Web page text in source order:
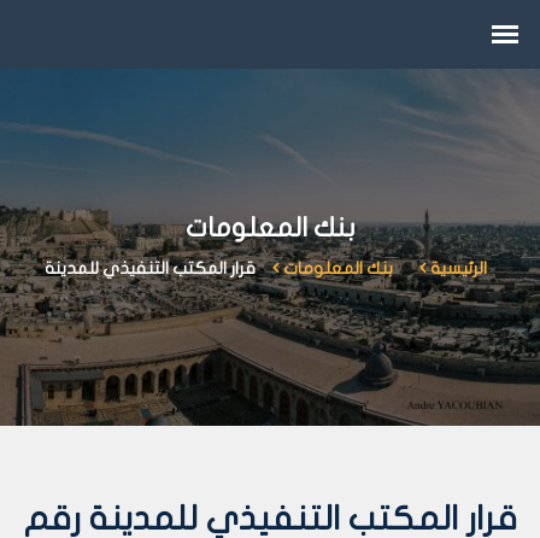
بنك المعلومات
الرئيسية بنك المعلومات قرار المكتب التنفيذي للمدينة
قرار المكتب التنفيذي للمدينة رقم